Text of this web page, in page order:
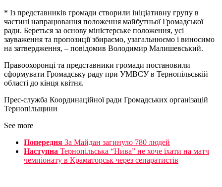
* Із представників громади створили ініціативну групу в
частині напрацювання положення майбутньої Громадської
ради. Береться за основу міністерське положення, усі
зауваження та пропозиції збираємо, узагальнюємо і виносимо
на затвердження, – повідомив Володимир Малишевський.
Правоохоронці та представники громади постановили
сформувати Громадську раду при УМВСУ в Тернопільській
області до кінця квітня.
Прес-служба Координаційної ради Громадських організацій
Тернопільщини
See more
Попередня За Майдан загинуло 780 людей
Наступна Тернопільська “Нива” не хоче їхати на матч
чемпіонату в Краматорськ через сепаратистів